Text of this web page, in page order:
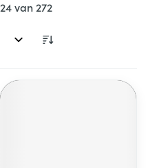
24van 272